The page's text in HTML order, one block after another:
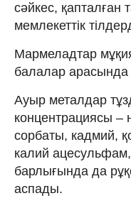
сәйкес, қапталған
мемлекеттік
Мармеладтар
балалар арасында
Ауыр металдар
концентрациясы –
сорбаты, кадмий,
калий ацесульфам,
барлығында да
аспады.